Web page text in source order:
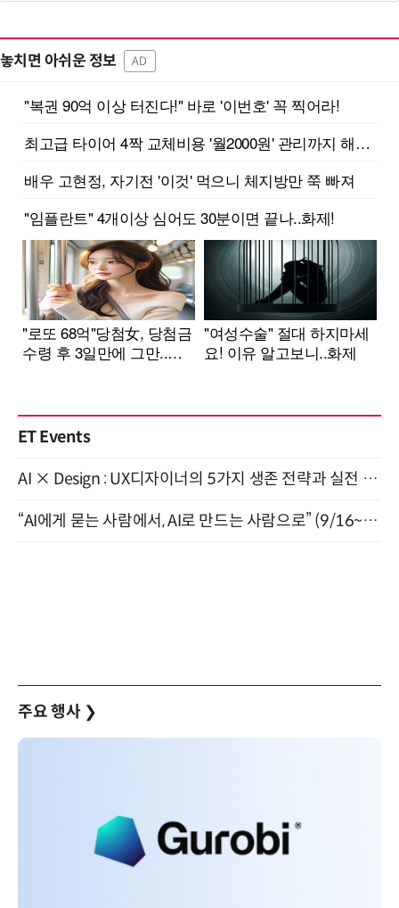
놓치면 아쉬운 정보 AD
ET Events
AI × Design : UX디자이너의 5가지 생존 전략과 실전 대응 8월 28일 개최
“AI에게 묻는 사람에서, AI로 만드는 사람으로” (9/16~17)
주요 행사 ❯